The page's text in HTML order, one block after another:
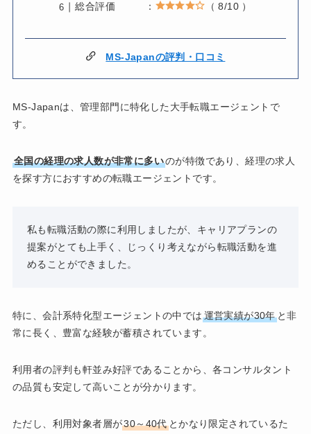
総合評価 ：
（ 8/10 ）
MS-Japanの評判・口コミ
MS-Japanは、管理部門に特化した大手転職エージェントで
す。
全国の経理の求人数が非常に多いのが特徴であり、経理の求人
を探す方におすすめの転職エージェントです。
私も転職活動の際に利用しましたが、キャリアプランの
提案がとても上手く、じっくり考えながら転職活動を進
めることができました。
特に、会計系特化型エージェントの中では 運営実績が30年と非
常に長く、豊富な経験が蓄積されています。
利用者の評判も軒並み好評であることから、各コンサルタント
の品質も安定して高いことが分かります。
ただし、利用対象者層が30～40代とかなり限定されているた